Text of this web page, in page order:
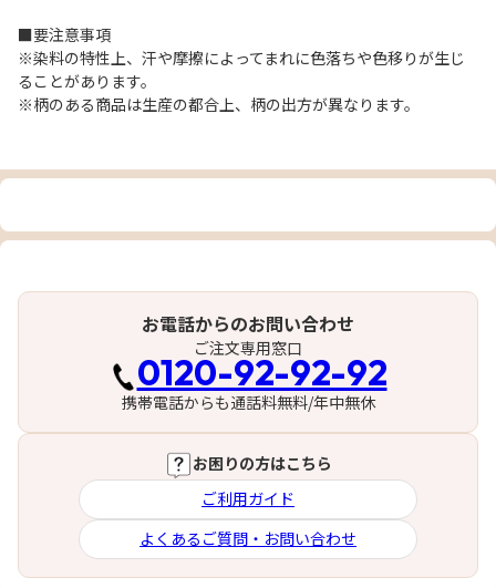
■要注意事項
※染料の特性上、汗や摩擦によってまれに色落ちや色移りが生じ
ることがあります。
※柄のある商品は生産の都合上、柄の出方が異なります。
お電話からのお問い合わせ
ご注文専用窓口
0120-92-92-92
携帯電話からも通話料無料/年中無休
お困りの方はこちら
ご利用ガイド
よくあるご質問・お問い合わせ